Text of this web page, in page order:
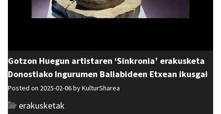
Gotzon Huegun artistaren ‘Sinkronia’ erakusketa
Donostiako Ingurumen Baliabideen Etxean ikusgai
Posted on 2025-02-06 byKulturSharea
erakusketak